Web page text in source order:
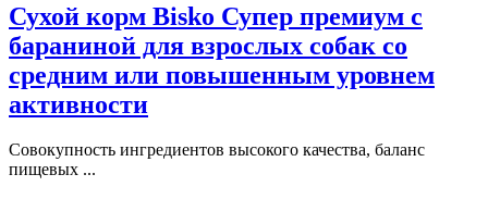
Сухой корм Bisko Супер премиум с
бараниной для взрослых собак со
средним или повышенным уровнем
активности
Совокупность ингредиентов высокого качества, баланс
пищевых ...